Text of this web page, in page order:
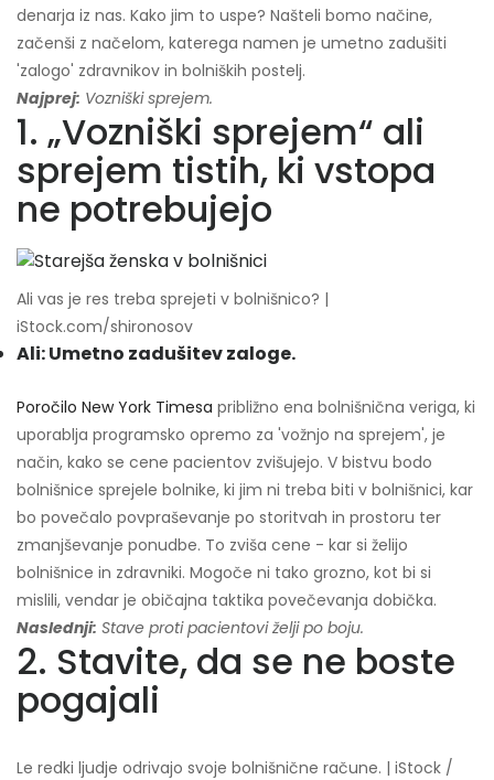
denarja iz nas. Kako jim to uspe? Našteli bomo načine,
začenši z načelom, katerega namen je umetno zadušiti
'zalogo' zdravnikov in bolniških postelj.
Najprej: Vozniški sprejem.
1. „Vozniški sprejem“ ali
sprejem tistih, ki vstopa
ne potrebujejo
Ali vas je res treba sprejeti v bolnišnico? |
iStock.com/shironosov
Ali: Umetno zadušitev zaloge.
Poročilo New York Timesa približno ena bolnišnična veriga, ki
uporablja programsko opremo za 'vožnjo na sprejem', je
način, kako se cene pacientov zvišujejo. V bistvu bodo
bolnišnice sprejele bolnike, ki jim ni treba biti v bolnišnici, kar
bo povečalo povpraševanje po storitvah in prostoru ter
zmanjševanje ponudbe. To zviša cene - kar si želijo
bolnišnice in zdravniki. Mogoče ni tako grozno, kot bi si
mislili, vendar je običajna taktika povečevanja dobička.
Naslednji: Stave proti pacientovi želji po boju.
2. Stavite, da se ne boste
pogajali
Le redki ljudje odrivajo svoje bolnišnične račune. | iStock /